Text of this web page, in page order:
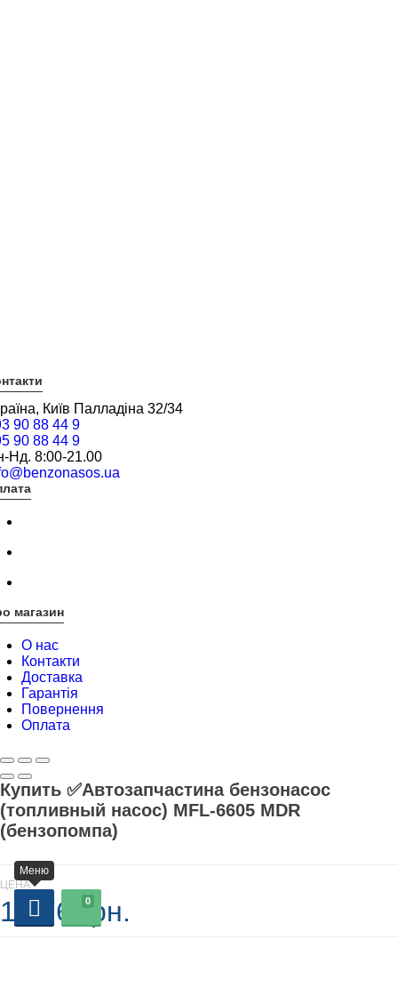
Київ Палладіна 32/34
90 88 44 9
90 88 44 9
Нд. 8:00-21.00
магазин
О нас
Контакти
Доставка
Гарантія
Повернення
Оплата
Купить ✅Автозапчастина бензонасос
(топливный насос) MFL-6605 MDR
(бензопомпа)
ЦЕНА
1 376 грн.
Меню
0